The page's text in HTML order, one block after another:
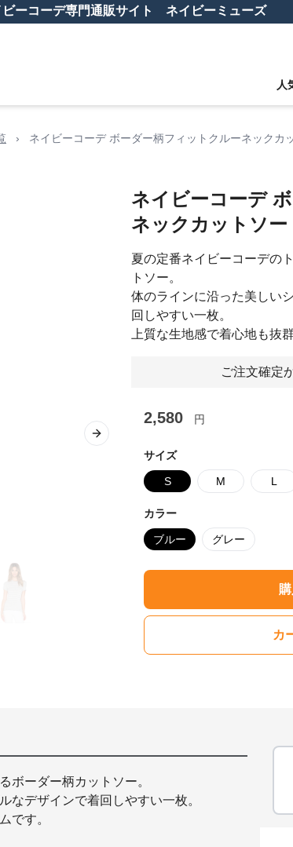
ビーコーデ専門通販サイト ネイビーミューズ
人
› ネイビーコーデ ボーダー柄フィットクルーネックカ
Next slide
ネイビーコーデ
ネックカットソー
夏の定番ネイビーコーデの
トソー。
体のラインに沿った美しい
回しやすい一枚。
上質な生地感で着心地も抜
ご注文確定
2,580 円
サイズ
S M L
カラー
ブルー グレー
カ
ボーダー柄カットソー。
なデザインで着回しやすい一枚。
です。